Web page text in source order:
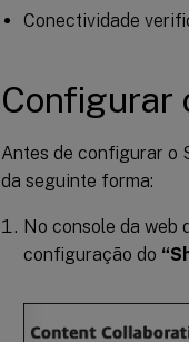
Conectividade
Configurar
Antes de configurar o
da seguinte forma:
No console da web
configuração do